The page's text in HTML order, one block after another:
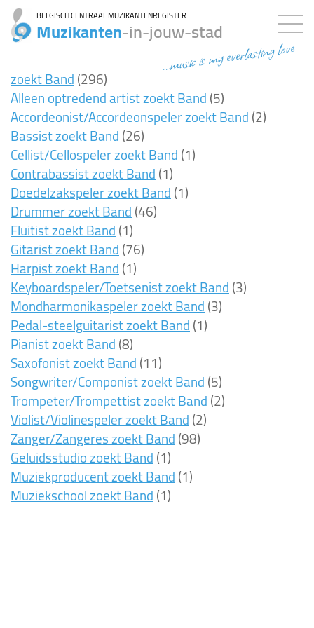
BELGISCH CENTRAAL MUZIKANTENREGISTER
Muzikanten-in-jouw-stad
...music is my everlasting love
zoekt Band(296)
Alleen optredend artist zoekt Band(5)
Accordeonist/Accordeonspeler zoekt Band(2)
Bassist zoekt Band(26)
Cellist/Cellospeler zoekt Band(1)
Contrabassist zoekt Band(1)
Doedelzakspeler zoekt Band(1)
Drummer zoekt Band(46)
Fluitist zoekt Band(1)
Gitarist zoekt Band(76)
Harpist zoekt Band(1)
Keyboardspeler/Toetsenist zoekt Band(3)
Mondharmonikaspeler zoekt Band(3)
Pedal-steelguitarist zoekt Band(1)
Pianist zoekt Band(8)
Saxofonist zoekt Band(11)
Songwriter/Componist zoekt Band(5)
Trompeter/Trompettist zoekt Band(2)
Violist/Violinespeler zoekt Band(2)
Zanger/Zangeres zoekt Band(98)
Geluidsstudio zoekt Band(1)
Muziekproducent zoekt Band(1)
Muziekschool zoekt Band(1)